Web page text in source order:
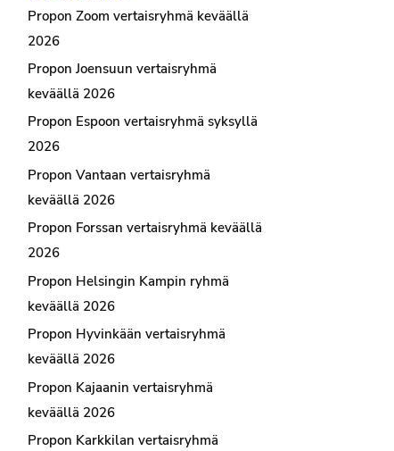
Propon Zoom vertaisryhmä keväällä
2026
Propon Joensuun vertaisryhmä
keväällä 2026
Propon Espoon vertaisryhmä syksyllä
2026
Propon Vantaan vertaisryhmä
keväällä 2026
Propon Forssan vertaisryhmä keväällä
2026
Propon Helsingin Kampin ryhmä
keväällä 2026
Propon Hyvinkään vertaisryhmä
keväällä 2026
Propon Kajaanin vertaisryhmä
keväällä 2026
Propon Karkkilan vertaisryhmä